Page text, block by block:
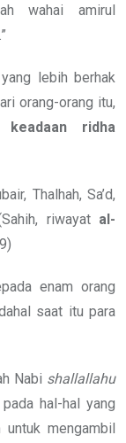
wahai amirul
lebih berhak
orang-orang itu,
keadaan ridha
Thalhah, Sa’d,
riwayat al-
enam orang
saat itu para
Nabi shallallahu
hal-hal yang
untuk mengambil